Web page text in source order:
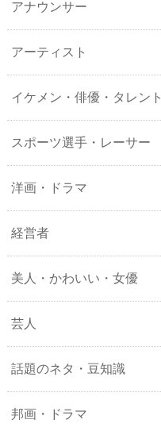
アナウンサー
アーティスト
イケメン・俳優・タレント
スポーツ選手・レーサー
洋画・ドラマ
経営者
美人・かわいい・女優
芸人
話題のネタ・豆知識
邦画・ドラマ